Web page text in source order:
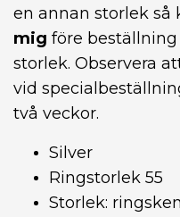
en annan storlek så
mig före
storlek. Observera
vid
två veckor.
Silver
Ringstorlek 55
Storlek: